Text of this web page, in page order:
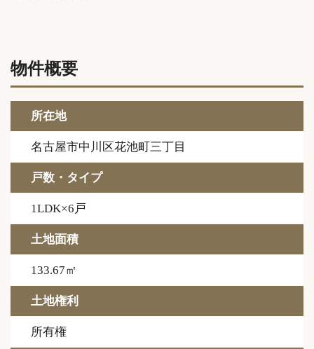
物件概要
所在地
名古屋市中川区花池町三丁目
戸数・タイプ
1LDK×6戸
土地面積
133.67㎡
土地権利
所有権